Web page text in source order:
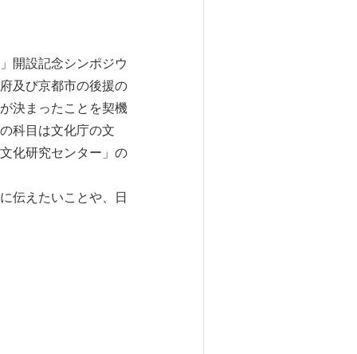
開設記念シンポジウ
及び京都市の後援の
決まったことを契機
科目は文化庁の文
化研究センター」の
伝えたいことや、日